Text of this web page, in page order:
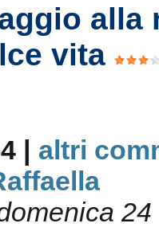
alla
vita
| altri